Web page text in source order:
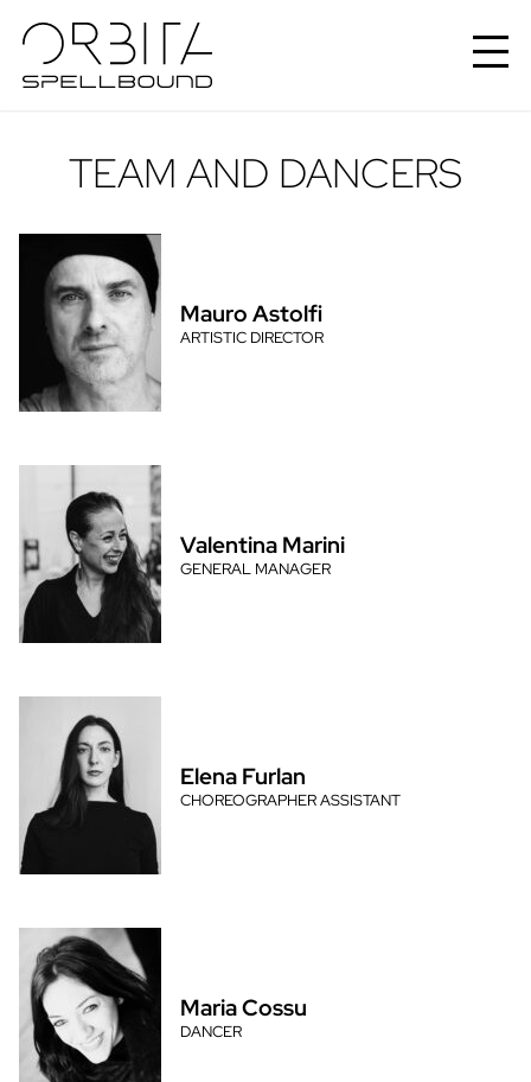
TEAM AND DANCERS
Mauro Astolfi
ARTISTIC DIRECTOR
Valentina Marini
GENERAL MANAGER
Elena Furlan
CHOREOGRAPHER ASSISTANT
Maria Cossu
DANCER